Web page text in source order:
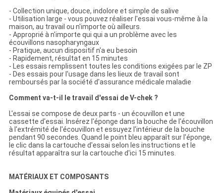
- Collection unique, douce, indolore et simple de salive
- Utilisation large - vous pouvez réaliser l'essai vous-même à la
maison, au travail ou n'importe où ailleurs.
- Approprié à n'importe qui qui a un problème avec les
écouvillons nasopharyngaux
- Pratique, aucun dispositif n'a eu besoin
- Rapidement, résultat en 15 minutes
- Les essais remplissent toutes les conditions exigées par le ZP
- Des essais pour l'usage dans les lieux de travail sont
remboursés par la société d'assurance médicale maladie
Comment va-t-il le travail d'essai de V-chek ?
L'essai se compose de deux parts - un écouvillon et une
cassette d'essai. Insérez l'éponge dans la bouche de l'écouvillon
à l'extrémité de l'écouvillon et essuyez l'intérieur de la bouche
pendant 90 secondes. Quand le point bleu apparaît sur l'éponge,
le clic dans la cartouche d'essai selon les instructions et le
résultat apparaîtra sur la cartouche d'ici 15 minutes.
MATÉRIAUX ET COMPOSANTS